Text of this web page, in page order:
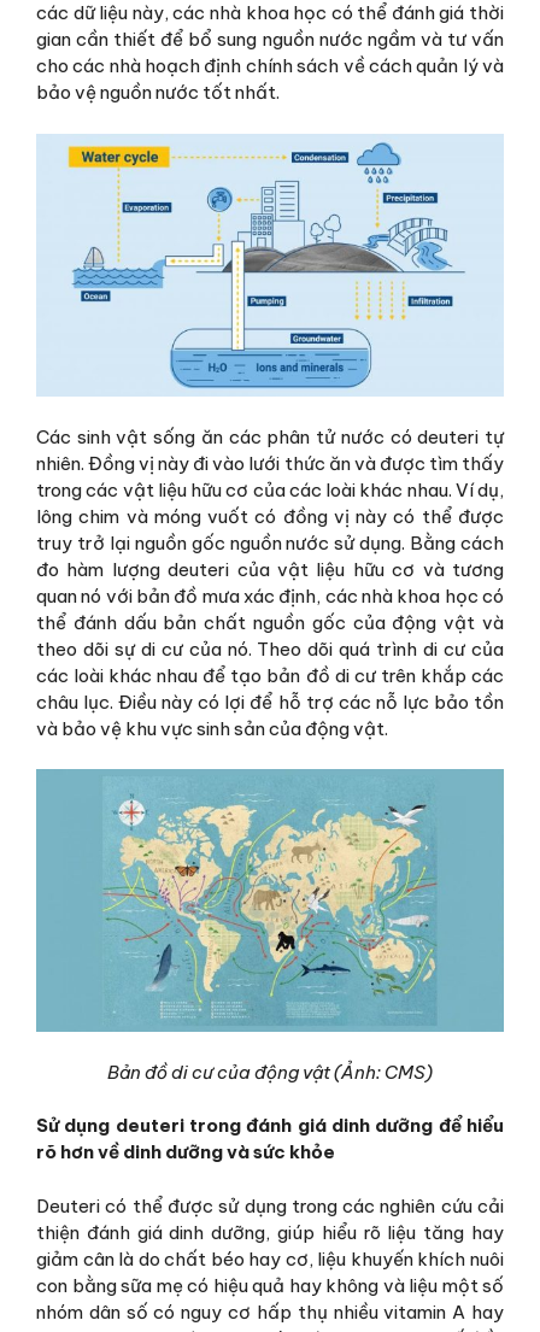
các dữ liệu này, các nhà khoa học có thể đánh giá thời
gian cần thiết để bổ sung nguồn nước ngầm và tư vấn
cho các nhà hoạch định chính sách về cách quản lý và
bảo vệ nguồn nước tốt nhất.
Các sinh vật sống ăn các phân tử nước có deuteri tự
nhiên. Đồng vị này đi vào lưới thức ăn và được tìm thấy
trong các vật liệu hữu cơ của các loài khác nhau. Ví dụ,
lông chim và móng vuốt có đồng vị này có thể được
truy trở lại nguồn gốc nguồn nước sử dụng. Bằng cách
đo hàm lượng deuteri của vật liệu hữu cơ và tương
quan nó với bản đồ mưa xác định, các nhà khoa học có
thể đánh dấu bản chất nguồn gốc của động vật và
theo dõi sự di cư của nó. Theo dõi quá trình di cư của
các loài khác nhau để tạo bản đồ di cư trên khắp các
châu lục. Điều này có lợi để hỗ trợ các nỗ lực bảo tồn
và bảo vệ khu vực sinh sản của động vật.
Bản đồ di cư của động vật (Ảnh: CMS)
Sử dụng deuteri trong đánh giá dinh dưỡng để hiểu
rõ hơn về dinh dưỡng và sức khỏe
Deuteri có thể được sử dụng trong các nghiên cứu cải
thiện đánh giá dinh dưỡng, giúp hiểu rõ liệu tăng hay
giảm cân là do chất béo hay cơ, liệu khuyến khích nuôi
con bằng sữa mẹ có hiệu quả hay không và liệu một số
nhóm dân số có nguy cơ hấp thụ nhiều vitamin A hay